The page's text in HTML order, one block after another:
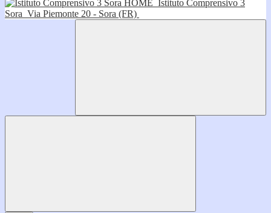
HOME Istituto Comprensivo 3
Sora Via Piemonte 20 - Sora (FR)